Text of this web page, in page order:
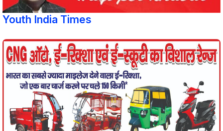
Youth India Times